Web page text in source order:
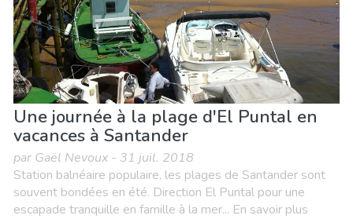
Une journée à la plage d'El Puntal en
vacances à Santander
par Gaël Nevoux - 31 juil. 2018
Station balnéaire populaire, les plages de Santander sont
souvent bondées en été. Direction El Puntal pour une
escapade tranquille en famille à la mer... En savoir plus